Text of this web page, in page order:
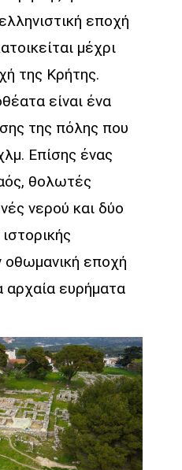
εποχή
μέχρι
της Κρήτης.
είναι ένα
της πόλης που
Επίσης ένας
θολωτές
νερού και δύο
οθωμανική εποχή
ευρήματα